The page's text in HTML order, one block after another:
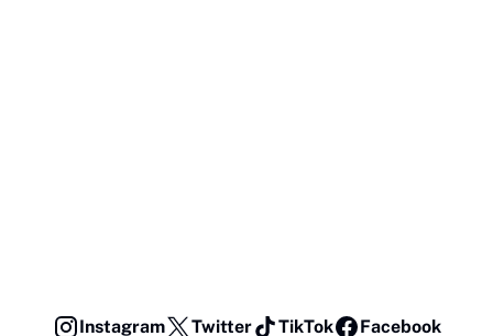
Instagram Twitter TikTok
Facebook